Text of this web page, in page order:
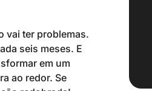
vai ter problemas.
seis meses. E
em um
ao redor. Se